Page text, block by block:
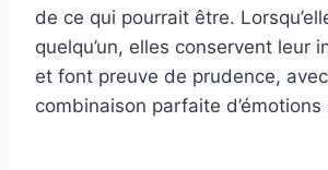
de ce qui pourrait être.
quelqu’un, elles conservent leur
et font preuve de prudence,
combinaison parfaite